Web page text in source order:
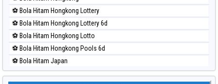
⚽ Bola Merah Sao Paulo
⚽ Bola Merah Singapore
⚽ Bola Merah Sydney
⚽ Bola Merah Sydney Lottery
⚽ Bola Merah Sydney Lottery 6d
⚽ Bola Merah Sydney Lotto
⚽ Bola Merah Sydney Pools 6d
⚽ Bola Hitam Hongkong Lottery
⚽ Bola Hitam Hongkong Lottery 6d
⚽ Bola Hitam Hongkong Lotto
⚽ Bola Hitam Hongkong Pools 6d
⚽ Bola Hitam Japan
⚽ Bola Hitam Japan 6d